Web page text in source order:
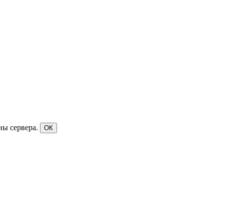
сервера. ОК